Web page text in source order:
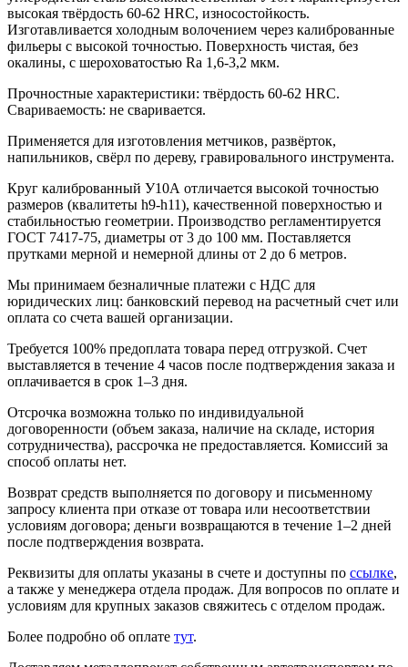
высокая твёрдость 60-62 HRC, износостойкость.
Изготавливается холодным волочением через калиброванные
фильеры с высокой точностью. Поверхность чистая, без
окалины, с шероховатостью Ra 1,6-3,2 мкм.
Прочностные характеристики: твёрдость 60-62 HRC.
Свариваемость: не сваривается.
Применяется для изготовления метчиков, развёрток,
напильников, свёрл по дереву, гравировального инструмента.
Круг калиброванный У10А отличается высокой точностью
размеров (квалитеты h9-h11), качественной поверхностью и
стабильностью геометрии. Производство регламентируется
ГОСТ 7417-75, диаметры от 3 до 100 мм. Поставляется
прутками мерной и немерной длины от 2 до 6 метров.
Мы принимаем безналичные платежи с НДС для
юридических лиц: банковский перевод на расчетный счет или
оплата со счета вашей организации.
Требуется 100% предоплата товара перед отгрузкой. Счет
выставляется в течение 4 часов после подтверждения заказа и
оплачивается в срок 1–3 дня.
Отсрочка возможна только по индивидуальной
договоренности (объем заказа, наличие на складе, история
сотрудничества), рассрочка не предоставляется. Комиссий за
способ оплаты нет.
Возврат средств выполняется по договору и письменному
запросу клиента при отказе от товара или несоответствии
условиям договора; деньги возвращаются в течение 1–2 дней
после подтверждения возврата.
Реквизиты для оплаты указаны в счете и доступны по ссылке,
а также у менеджера отдела продаж. Для вопросов по оплате и
условиям для крупных заказов свяжитесь с отделом продаж.
Более подробно об оплате тут.